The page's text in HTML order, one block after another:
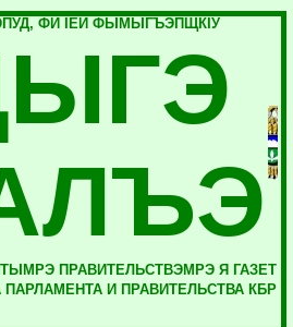
ФИ IЕЙ ФЫМЫГЪЭПЩКIУ
ПРАВИТЕЛЬСТВЭМРЭ Я ГАЗЕТ
ПАРЛАМЕНТА И ПРАВИТЕЛЬСТВА КБР